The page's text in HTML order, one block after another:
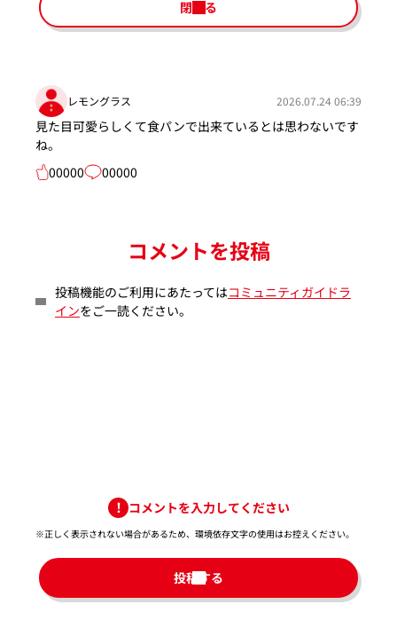
閉じる
レモングラス 2026.07.24 06:39
見た目可愛らしくて食パンで出来ているとは思わないです
ね。
00000
00000
コメントを投稿
投稿機能のご利用にあたってはコミュニティガイドラ
インをご一読ください。
コメントを入力してください
※正しく表示されない場合があるため、環境依存文字の使用はお控えください。​
投稿する